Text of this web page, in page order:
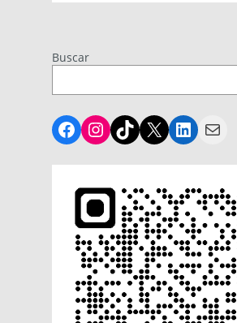
Buscar
Facebook
Instagram
TikTok
X LinkedIn
Mail